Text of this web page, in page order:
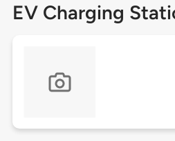
EV Charging